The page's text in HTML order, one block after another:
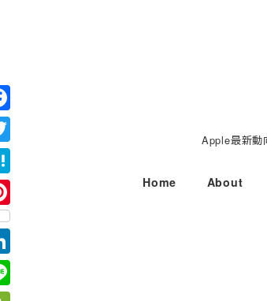
コ
ン
テ
ン
ツ
へ
移
動
Apple最新動
Home About